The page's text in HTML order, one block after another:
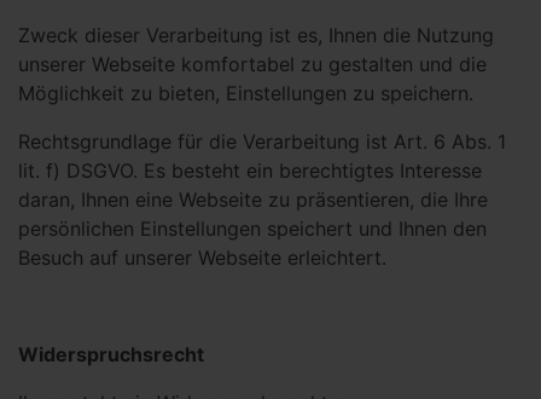
Zweck dieser Verarbeitung ist es, Ihnen die Nutzung
unserer Webseite komfortabel zu gestalten und die
Möglichkeit zu bieten, Einstellungen zu speichern.
Rechtsgrundlage für die Verarbeitung ist Art. 6 Abs. 1
lit. f) DSGVO. Es besteht ein berechtigtes Interesse
daran, Ihnen eine Webseite zu präsentieren, die Ihre
persönlichen Einstellungen speichert und Ihnen den
Besuch auf unserer Webseite erleichtert.
Widerspruchsrecht